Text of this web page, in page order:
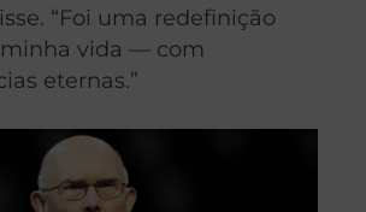
“Foi uma redefinição
vida — com
eternas.”